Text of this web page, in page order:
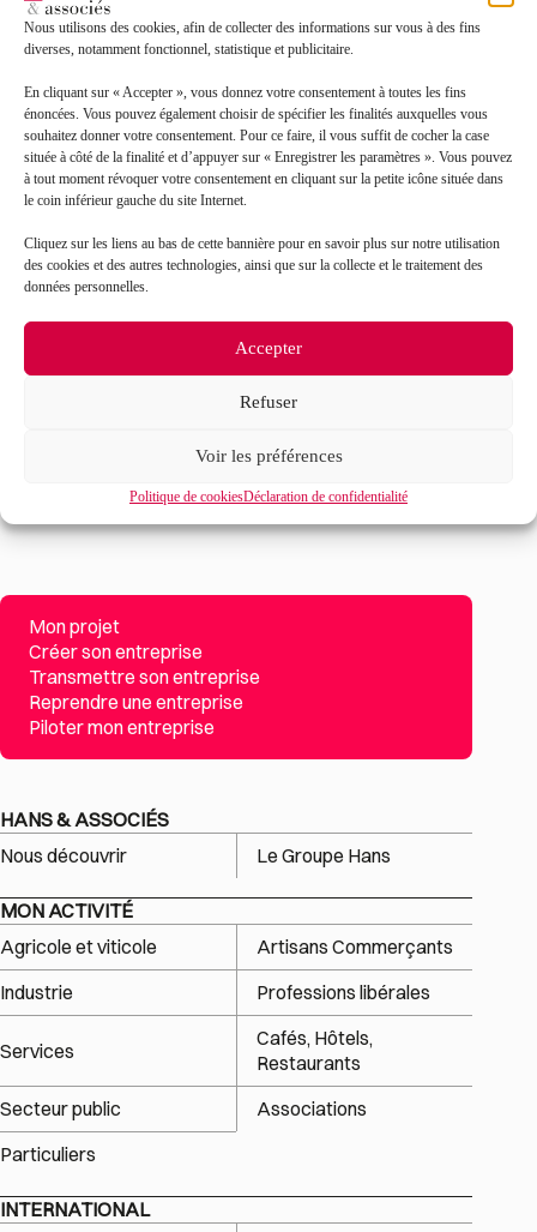
Nous utilisons des cookies, afin de collecter des informations sur vous à des fins
diverses, notamment fonctionnel, statistique et publicitaire.
En cliquant sur « Accepter », vous donnez votre consentement à toutes les fins
énoncées. Vous pouvez également choisir de spécifier les finalités auxquelles vous
souhaitez donner votre consentement. Pour ce faire, il vous suffit de cocher la case
située à côté de la finalité et d’appuyer sur « Enregistrer les paramètres ». Vous pouvez
à tout moment révoquer votre consentement en cliquant sur la petite icône située dans
le coin inférieur gauche du site Internet.
Cliquez sur les liens au bas de cette bannière pour en savoir plus sur notre utilisation
des cookies et des autres technologies, ainsi que sur la collecte et le traitement des
données personnelles.
Accepter
Refuser
Voir les préférences
Politique de cookiesDéclaration de confidentialité
RGPDJ’accepte que mes données soient traitées en accord
avec la politique de confidentialité du site*
Lapolitique de confidentialitéet lesconditions
s’appliquent.
Mon projet
Créer son entreprise
Transmettre son entreprise
Reprendre une entreprise
Piloter mon entreprise
HANS & ASSOCIÉS
Nous découvrir
Le Groupe Hans
MON ACTIVITÉ
Agricole et viticole
Artisans Commerçants
Industrie
Professions libérales
Services
Cafés, Hôtels,
Restaurants
Secteur public
Associations
Particuliers
INTERNATIONAL